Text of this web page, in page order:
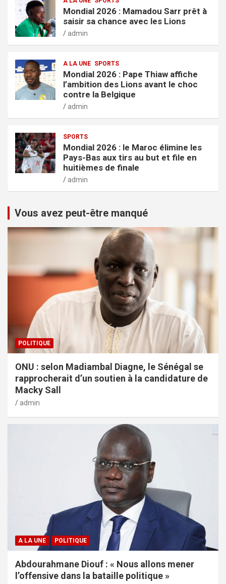
Mondial 2026 : Mamadou Sarr prêt à
saisir sa chance avec les Lions
admin
A LA UNE SPORTS
Mondial 2026 : Pape Thiaw affiche
l’ambition des Lions avant le choc
contre la Belgique
admin
SPORTS
Mondial 2026 : le Maroc élimine les
Pays-Bas aux tirs au but et file en
huitièmes de finale
admin
Vous avez peut-être manqué
POLITIQUE
ONU : selon Madiambal Diagne, le Sénégal se
rapprocherait d’un soutien à la candidature de
Macky Sall
admin
A LA UNE POLITIQUE
Abdourahmane Diouf : « Nous allons mener
l’offensive dans la bataille politique »